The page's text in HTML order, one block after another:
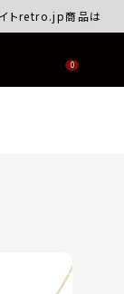
retro.jp商品はすべ
0